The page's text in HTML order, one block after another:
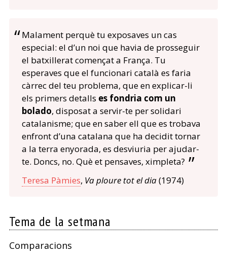
Malament perquè tu exposaves un cas
especial: el d’un noi que havia de prosseguir
el batxillerat començat a França. Tu
esperaves que el funcionari català es faria
càrrec del teu problema, que en explicar-li
els primers detalls es fondria com un
bolado, disposat a servir-te per solidari
catalanisme; que en saber ell que es trobava
enfront d’una catalana que ha decidit tornar
a la terra enyorada, es desviuria per ajudar-
te. Doncs, no. Què et pensaves, ximpleta?
Teresa Pàmies, Va ploure tot el dia(1974)
Tema de la setmana
Comparacions